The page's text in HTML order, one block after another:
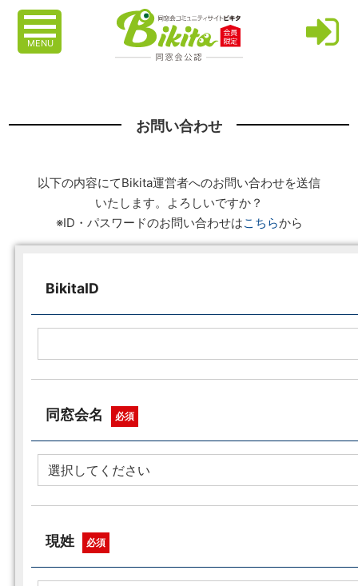
MENU
お問い合わせ
以下の内容にてBikita運営者へのお問い合わせを送信
いたします。よろしいですか？
※ID・パスワードのお問い合わせはこちらから
BikitaID
同窓会名 必須
現姓 必須